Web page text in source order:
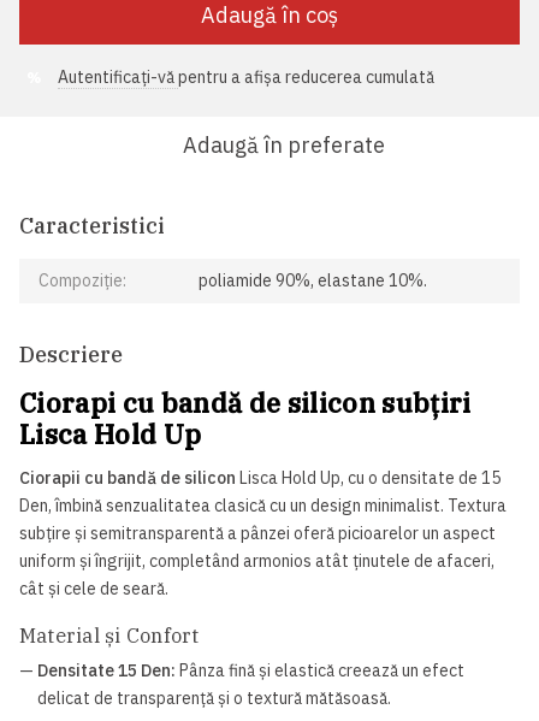
Adaugă în coș
Autentificați-văpentru a afișa reducerea cumulată
Adaugă în preferate
Caracteristici
Compoziție: poliamide 90%, elastane 10%.
Descriere
Ciorapi cu bandă de silicon subțiri
Lisca Hold Up
Ciorapii cu bandă de silicon Lisca Hold Up, cu o densitate de 15
Den, îmbină senzualitatea clasică cu un design minimalist. Textura
subțire și semitransparentă a pânzei oferă picioarelor un aspect
uniform și îngrijit, completând armonios atât ținutele de afaceri,
cât și cele de seară.
Material și Confort
— Densitate 15 Den: Pânza fină și elastică creează un efect
delicat de transparență și o textură mătăsoasă.